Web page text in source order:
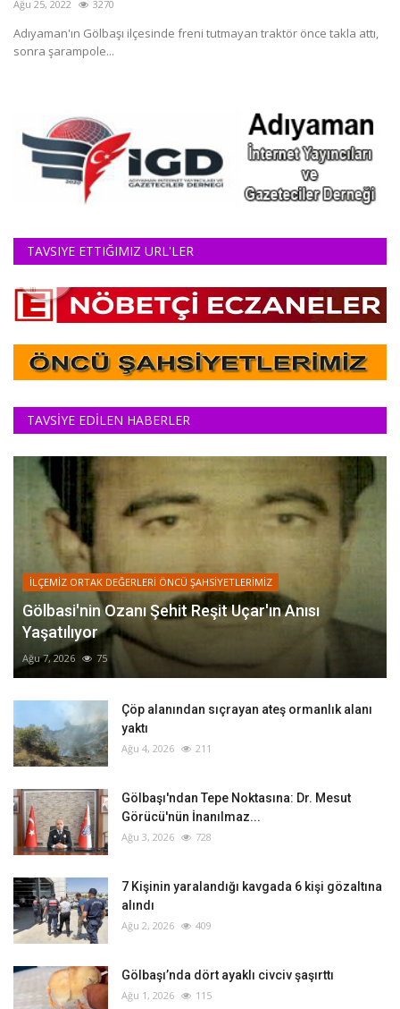
YAZARLARIMIZ
Ağu 25, 2022 3270
Adıyaman'ın Gölbaşı ilçesinde freni tutmayan traktör önce takla attı,
sonra şarampole...
TAVSIYE ETTIĞIMIZ URL'LER
TAVSİYE EDİLEN HABERLER
İLÇEMİZ ORTAK DEĞERLERİ ÖNCÜ ŞAHSİYETLERİMİZ
Gölbasi'nin Ozanı Şehit Reşit Uçar'ın Anısı
Yaşatılıyor
Ağu 7, 2026 75
Çöp alanından sıçrayan ateş ormanlık alanı
yaktı
Ağu 4, 2026 211
Gölbaşı'ndan Tepe Noktasına: Dr. Mesut
Görücü'nün İnanılmaz...
Ağu 3, 2026 728
‎7 Kişinin yaralandığı kavgada 6 kişi gözaltına
alındı
Ağu 2, 2026 409
Gölbaşı’nda dört ayaklı civciv şaşırttı
Ağu 1, 2026 115